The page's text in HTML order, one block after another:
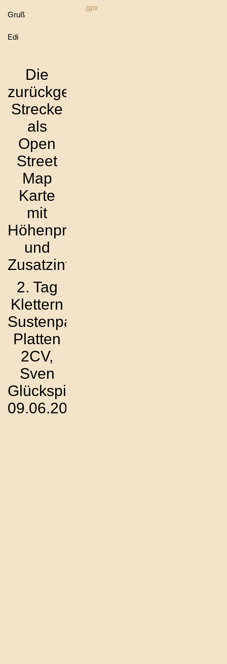
Gruß
Edi
Die
zurückgelegte
Strecke
als
Open
Street
Map
Karte
mit
Höhenprofil
und
Zusatzinfos
2. Tag
Klettern
Sustenpass
Platten
2CV,
Sven
Glückspilz –
09.06.2023
.gpx